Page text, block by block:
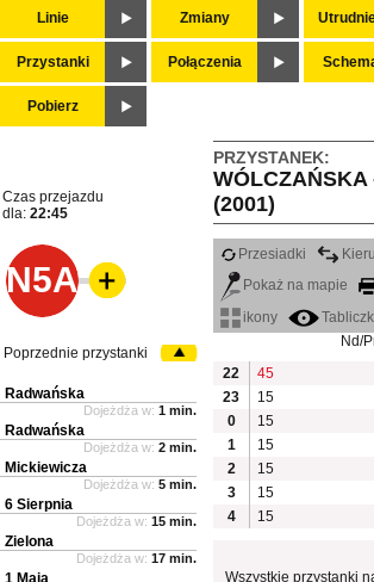
Linie Zmiany
Przystanki Połączenia
Pobierz
PRZYSTANEK:
WÓLCZAŃSKA
(2001)
Czas przejazdu
dla: 22:45
N5A
Przesiadki
Pokaż na mapie
ikony
Nd/
22
45
23
15
0
15
1
15
2
15
3
15
4
15
Wszystkie przystanki
Poprzednie przystanki
Radwańska
Dojeżdża w: 1 min.
Radwańska
Dojeżdża w: 2 min.
Mickiewicza
Dojeżdża w: 5 min.
6 Sierpnia
Dojeżdża w: 15 min.
Zielona
Dojeżdża w: 17 min.
1 Maja